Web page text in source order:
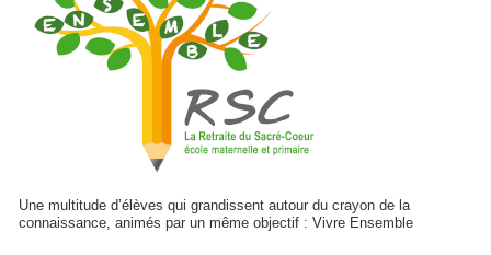
Une multitude d’élèves qui grandissent autour du crayon de la
connaissance, animés par un même objectif : Vivre Ensemble